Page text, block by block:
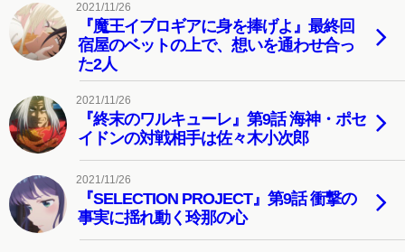
2021/11/26
『魔王イブロギアに身を捧げよ』最終回
宿屋のベットの上で、想いを通わせ合っ
た2人
2021/11/26
『終末のワルキューレ』第9話 海神・ポセ
イドンの対戦相手は佐々木小次郎
2021/11/26
『SELECTION PROJECT』第9話 衝撃の
事実に揺れ動く玲那の心